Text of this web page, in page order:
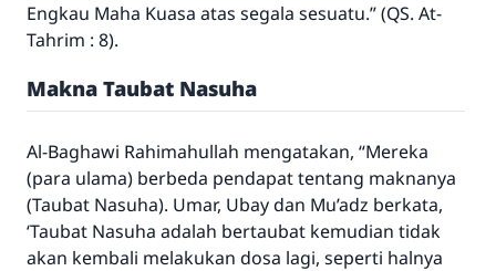
Engkau Maha Kuasa atas segala sesuatu.”(QS. At-
Tahrim : 8).
Makna Taubat Nasuha
Al-Baghawi Rahimahullah mengatakan, “Mereka
(para ulama) berbeda pendapat tentang maknanya
(Taubat Nasuha). Umar, Ubay dan Mu’adz berkata,
‘Taubat Nasuha adalah bertaubat kemudian tidak
akan kembali melakukan dosa lagi, seperti halnya